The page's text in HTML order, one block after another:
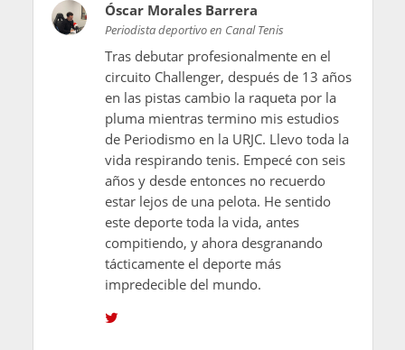
Óscar Morales Barrera
Periodista deportivo en Canal Tenis
Tras debutar profesionalmente en el
circuito Challenger, después de 13 años
en las pistas cambio la raqueta por la
pluma mientras termino mis estudios
de Periodismo en la URJC. Llevo toda la
vida respirando tenis. Empecé con seis
años y desde entonces no recuerdo
estar lejos de una pelota. He sentido
este deporte toda la vida, antes
compitiendo, y ahora desgranando
tácticamente el deporte más
impredecible del mundo.